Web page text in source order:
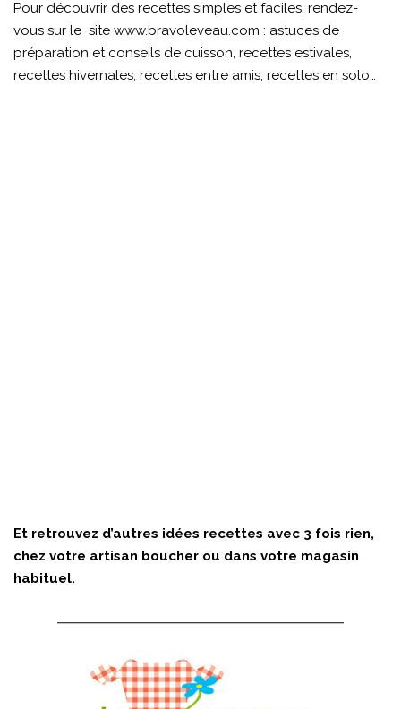
Pour découvrir des recettes simples et faciles, rendez-
vous sur le site www.bravoleveau.com : astuces de
préparation et conseils de cuisson, recettes estivales,
recettes hivernales, recettes entre amis, recettes en solo…
Et retrouvez d’autres idées recettes avec 3 fois rien,
chez votre artisan boucher ou dans votre magasin
habituel.